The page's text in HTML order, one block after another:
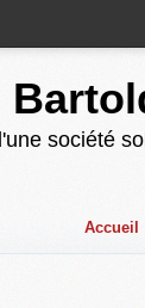
société
Accueil